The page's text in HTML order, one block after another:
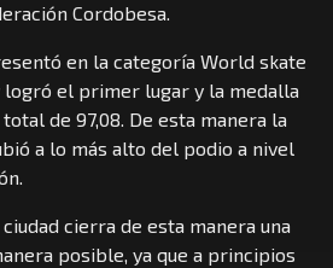
Cordobesa.
en la categoría World skate
el primer lugar y la medalla
de 97,08. De esta manera la
a lo más alto del podio a nivel
cierra de esta manera una
posible, ya que a principios